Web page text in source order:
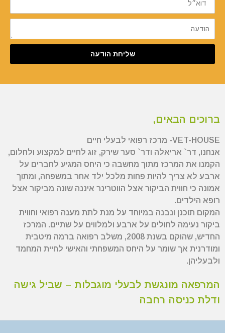
הודעה
שליחת הודעה
ברוכים הבאים,
VET-HOUSE- מרכז רפואי לבעלי חיים
אנחנו, דר` אריאלה ודר` סער שירק, זוג לחיים למקצוע ולחלום,
הקמנו את המרכז מתוך מחשבה כי היחס המגיע לחברים על
ארבע לא צריך להיות פחות מלכל ילד אחר במשפחה, ומתוך
אמונה כי חווית הביקור אצל הווטרינר איננה שונה מביקור אצל
רופא הילדים.
המקום תוכנן ונבנה במיוחד על מנת לתת מענה רפואי וחווית
ביקור נעימה לחולים על ארבע ולמלווים על שתיים. המרכז
החדיש, שהוקם בשנת 2008, משלב רפואה ברמה מיטבית
ומודרנית אך שומר על היחס המשפחתי והאישי לחיית המחמד
ולבעליהן.
המרפאה מונגשת לבעלי מוגבלות – שביל גישה
ודלת כניסה רחבה